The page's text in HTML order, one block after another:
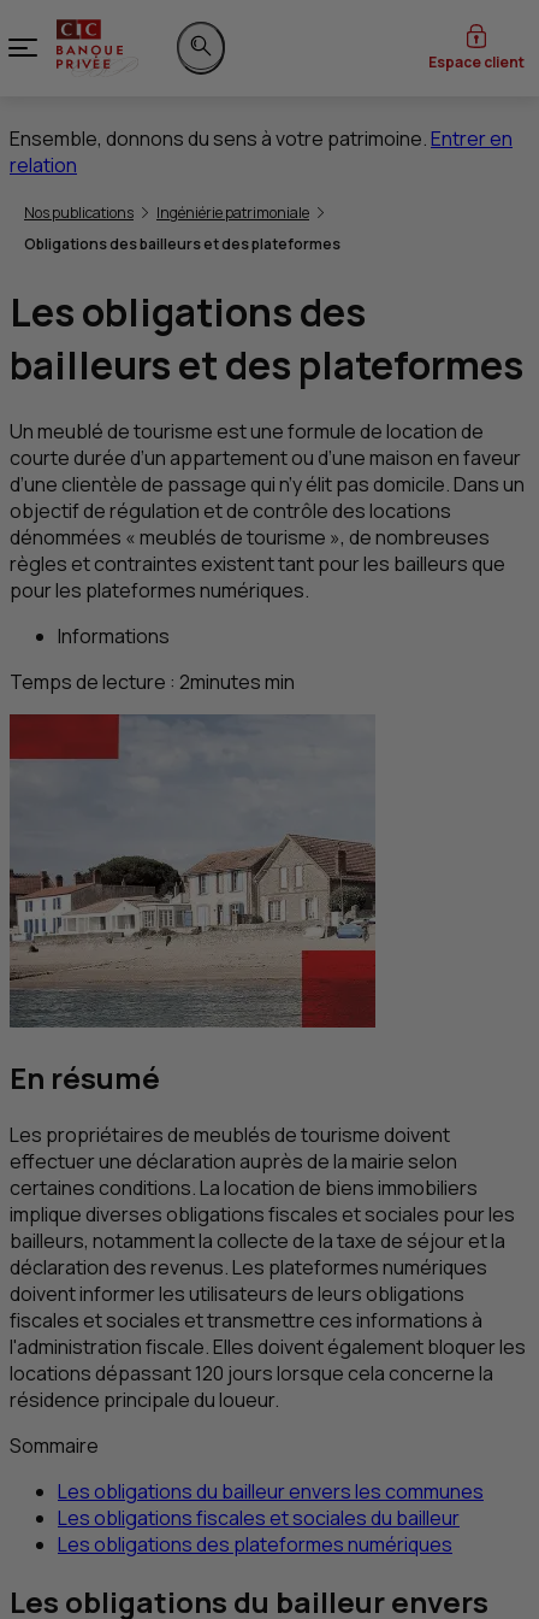
Menu
Rechercher sur le site
Espace client
Ensemble, donnons du sens à votre patrimoine.Entrer en
relation
Vous êtes ici:
Nos publications
Ingéniérie patrimoniale
Obligations des bailleurs et des plateformes
Les obligations des
bailleurs et des plateformes
Un meublé de tourisme est une formule de location de
courte durée d’un appartement ou d’une maison en faveur
d’une clientèle de passage qui n’y élit pas domicile. Dans un
objectif de régulation et de contrôle des locations
dénommées « meublés de tourisme », de nombreuses
règles et contraintes existent tant pour les bailleurs que
pour les plateformes numériques.
Informations
Temps de lecture : 2minutes min
En résumé
Les propriétaires de meublés de tourisme doivent
effectuer une déclaration auprès de la mairie selon
certaines conditions. La location de biens immobiliers
implique diverses obligations fiscales et sociales pour les
bailleurs, notamment la collecte de la taxe de séjour et la
déclaration des revenus. Les plateformes numériques
doivent informer les utilisateurs de leurs obligations
fiscales et sociales et transmettre ces informations à
l'administration fiscale. Elles doivent également bloquer les
locations dépassant 120 jours lorsque cela concerne la
résidence principale du loueur.
Sommaire
Les obligations du bailleur envers les communes
Les obligations fiscales et sociales du bailleur
Les obligations des plateformes numériques
Les obligations du bailleur envers